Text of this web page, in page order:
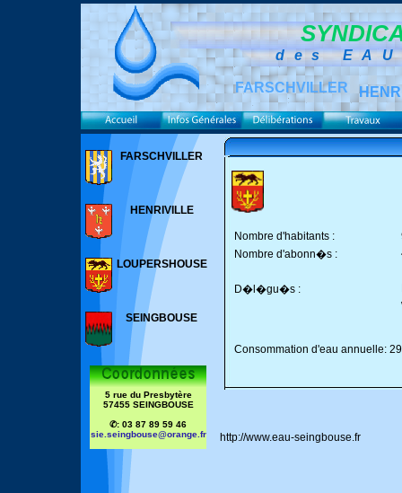
des
FARSCHVILLER
FARSCHVILLER
HENRIVILLE
LOUPERSHOUSE
SEINGBOUSE
5 rue du Presbytère
57455 SEINGBOUSE
✆: 03 87 89 59 46
sie.seingbouse@orange.fr
Nombre d'habitants :
Nombre d'abonn�s :
D�l�gu�s :
Consommation d'eau annuelle:
http://www.eau-seingbouse.fr